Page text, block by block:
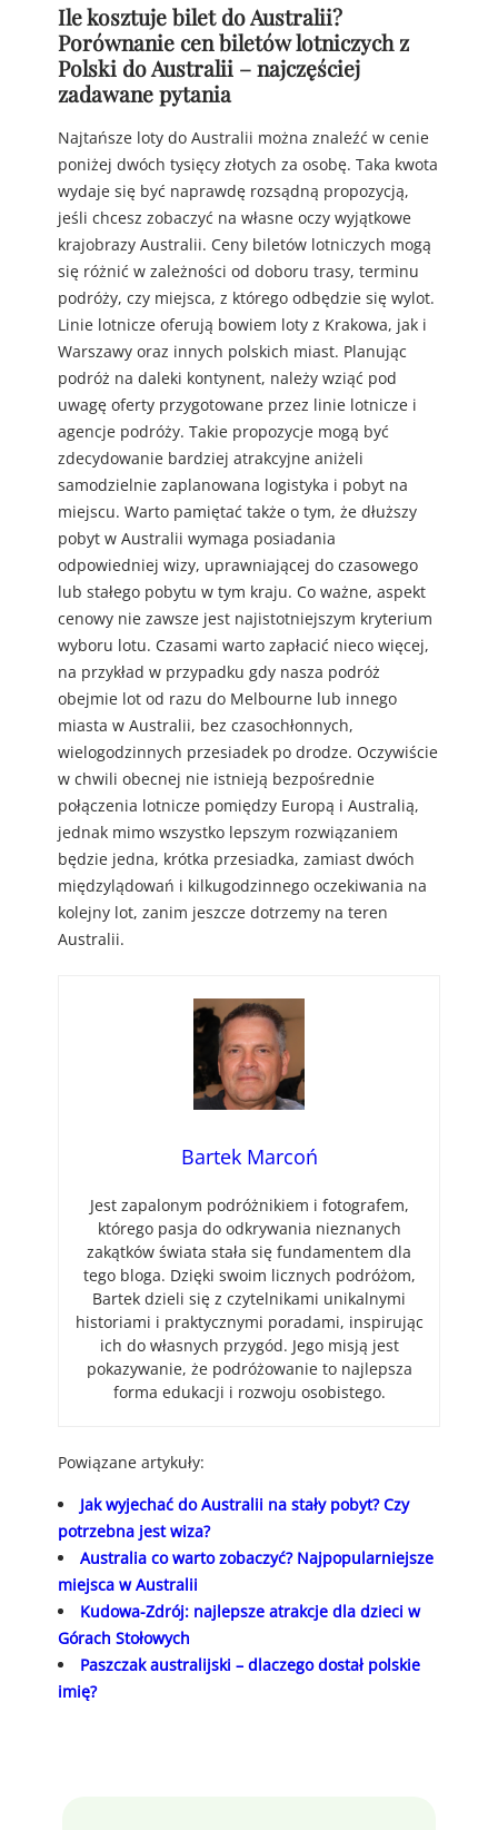
Ile kosztuje bilet do Australii?
Porównanie cen biletów lotniczych z
Polski do Australii – najczęściej
zadawane pytania
Najtańsze loty do Australii można znaleźć w cenie
poniżej dwóch tysięcy złotych za osobę. Taka kwota
wydaje się być naprawdę rozsądną propozycją,
jeśli chcesz zobaczyć na własne oczy wyjątkowe
krajobrazy Australii. Ceny biletów lotniczych mogą
się różnić w zależności od doboru trasy, terminu
podróży, czy miejsca, z którego odbędzie się wylot.
Linie lotnicze oferują bowiem loty z Krakowa, jak i
Warszawy oraz innych polskich miast. Planując
podróż na daleki kontynent, należy wziąć pod
uwagę oferty przygotowane przez linie lotnicze i
agencje podróży. Takie propozycje mogą być
zdecydowanie bardziej atrakcyjne aniżeli
samodzielnie zaplanowana logistyka i pobyt na
miejscu. Warto pamiętać także o tym, że dłuższy
pobyt w Australii wymaga posiadania
odpowiedniej wizy, uprawniającej do czasowego
lub stałego pobytu w tym kraju. Co ważne, aspekt
cenowy nie zawsze jest najistotniejszym kryterium
wyboru lotu. Czasami warto zapłacić nieco więcej,
na przykład w przypadku gdy nasza podróż
obejmie lot od razu do Melbourne lub innego
miasta w Australii, bez czasochłonnych,
wielogodzinnych przesiadek po drodze. Oczywiście
w chwili obecnej nie istnieją bezpośrednie
połączenia lotnicze pomiędzy Europą i Australią,
jednak mimo wszystko lepszym rozwiązaniem
będzie jedna, krótka przesiadka, zamiast dwóch
międzylądowań i kilkugodzinnego oczekiwania na
kolejny lot, zanim jeszcze dotrzemy na teren
Australii.
Bartek Marcoń
Jest zapalonym podróżnikiem i fotografem,
którego pasja do odkrywania nieznanych
zakątków świata stała się fundamentem dla
tego bloga. Dzięki swoim licznych podróżom,
Bartek dzieli się z czytelnikami unikalnymi
historiami i praktycznymi poradami, inspirując
ich do własnych przygód. Jego misją jest
pokazywanie, że podróżowanie to najlepsza
forma edukacji i rozwoju osobistego.
Powiązane artykuły:
Jak wyjechać do Australii na stały pobyt? Czy
potrzebna jest wiza?
Australia co warto zobaczyć? Najpopularniejsze
miejsca w Australii
Kudowa-Zdrój: najlepsze atrakcje dla dzieci w
Górach Stołowych
Paszczak australijski – dlaczego dostał polskie
imię?